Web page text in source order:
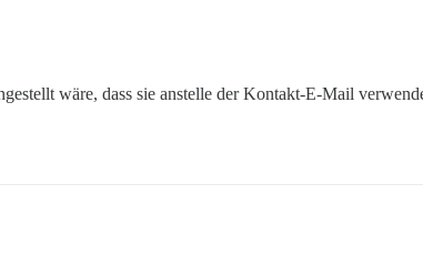
wäre, dass sie anstelle der Kontakt-E-Mail